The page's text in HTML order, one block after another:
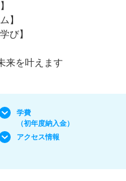
】
び】
来を叶えます
学費
（初年度納入金）
アクセス情報